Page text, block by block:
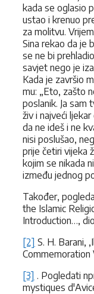
kada se oglasio
ustao i krenuo
za molitvu.
Sina rekao da je
se ne bi
savjet nego je
Kada je završio
mu: „Eto, zašto
poslanik. Ja sam
živ i najveći
da ne ideš i ne
nisi poslušao,
prije četiri vijeka
kojim se nikada
između jednog
Također,
the Islamic
Introduction…, dio
[2] S. H. Barani,
Commemoration
[3] . Pogledati
mystiques